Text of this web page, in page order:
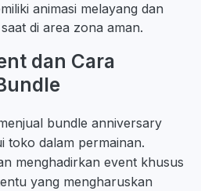
animasi melayang dan
di area zona aman.
dan Cara
bundle anniversary
toko dalam permainan.
menghadirkan event khusus
yang mengharuskan